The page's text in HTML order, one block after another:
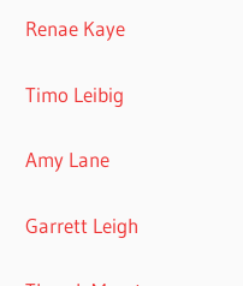
Renae Kaye
Timo Leibig
Amy Lane
Garrett Leigh